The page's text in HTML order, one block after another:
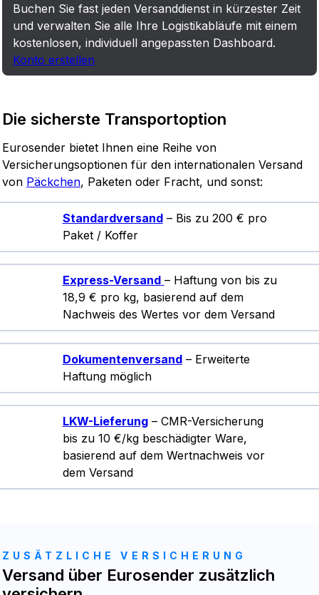
Buchen Sie fast jeden Versanddienst in kürzester Zeit
und verwalten Sie alle Ihre Logistikabläufe mit einem
kostenlosen, individuell angepassten Dashboard.
Konto erstellen
Die sicherste Transportoption
Eurosender bietet Ihnen eine Reihe von
Versicherungsoptionen für den internationalen Versand
von Päckchen, Paketen oder Fracht, und sonst:
Standardversand– Bis zu 200 € pro
Paket / Koffer
Express-Versand – Haftung von bis zu
18,9 € pro kg, basierend auf dem
Nachweis des Wertes vor dem Versand
Dokumentenversand– Erweiterte
Haftung möglich
LKW-Lieferung– CMR-Versicherung
bis zu 10 €/kg beschädigter Ware,
basierend auf dem Wertnachweis vor
dem Versand
ZUSÄTZLICHE VERSICHERUNG
Versand über Eurosender zusätzlich